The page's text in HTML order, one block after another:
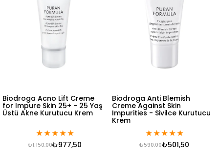
Biodroga Acno Lift Creme
for Impure Skin 25+ - 25 Yaş
Üstü Akne Kurutucu Krem
★★★★★
₺977,50
₺1.150,00
Biodroga Anti Blemish
Creme Against Skin
Impurities - Sivilce Kurutucu
Krem
★★★★★
₺501,50
₺590,00